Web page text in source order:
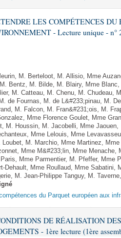
LES COMPÉTENCES
- Lecture unique - n°
M. Berteloot, M. Allisio, Mme
Bentz, M. Bilde, M. Blairy, Mme
M. Catteau, M. Chenu, M. Chudeau,
de Fournas, M. de L&#233;pinau, M.
M. Falcon, M. Fran&#231;ois, M.
Mme Florence Goulet, Mme
M. Houssin, M. Jacobelli, Mme
Mme Lelouis, Mme
Loubet, M. Marchio, Mme Martinez,
Mme M&#233;lin, Mme Menache,
Mme Parmentier, M. Pfeffer, Mme
Dehault, Mme Roullaud, Mme
M. Jean-Philippe Tanguy, M.
du Parquet européen aux
DE RÉALISATION
- 1ère lecture (1ère